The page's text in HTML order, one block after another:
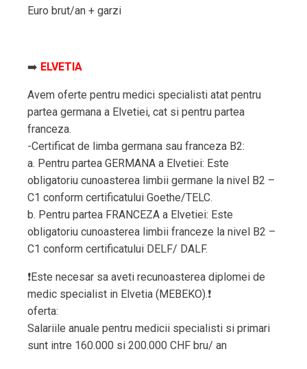
Euro brut/an + garzi
➡️ ELVETIA
Avem oferte pentru medici specialisti atat pentru
partea germana a Elvetiei, cat si pentru partea
franceza.
-Certificat de limba germana sau franceza B2:
a. Pentru partea GERMANA a Elvetiei: Este
obligatoriu cunoasterea limbii germane la nivel B2 –
C1 conform certificatului Goethe/TELC.
b. Pentru partea FRANCEZA a Elvetiei: Este
obligatoriu cunoasterea limbii franceze la nivel B2 –
C1 conform certificatului DELF/ DALF.
❗️Este necesar sa aveti recunoasterea diplomei de
medic specialist in Elvetia (MEBEKO).❗️
oferta:
Salariile anuale pentru medicii specialisti si primari
sunt intre 160.000 si 200.000 CHF bru/ an